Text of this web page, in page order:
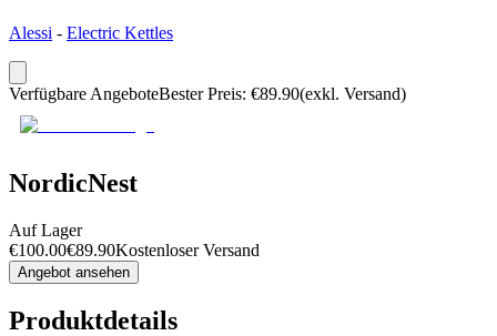
Alessi - Electric Kettles
Verfügbare AngeboteBester Preis: €89.90(exkl. Versand)
NordicNest
Auf Lager
€100.00€89.90Kostenloser Versand
Angebot ansehen
Produktdetails